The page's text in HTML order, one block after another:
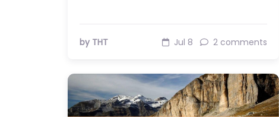
by THT Jul 8 2 comments